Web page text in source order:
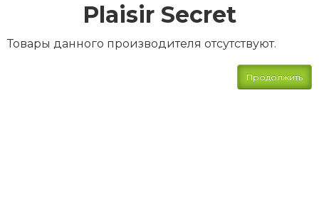
Plaisir Secret
Товары данного производителя отсутствуют.
Продолжить